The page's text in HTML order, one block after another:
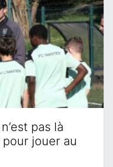
pas là
jouer au